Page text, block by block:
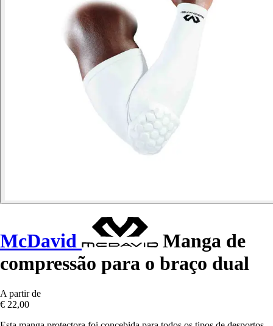
McDavid
Manga de
compressão para o braço dual
A partir de
€ 22,00